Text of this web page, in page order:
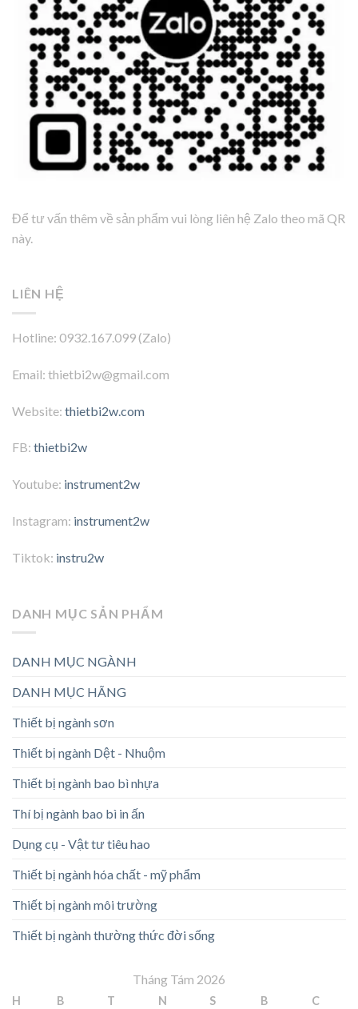
Để tư vấn thêm về sản phẩm vui lòng liên hệ Zalo theo mã QR
này.
LIÊN HỆ
Hotline: 0932.167.099 (Zalo)
Email: thietbi2w@gmail.com
Website: thietbi2w.com
FB: thietbi2w
Youtube: instrument2w
Instagram: instrument2w
Tiktok: instru2w
DANH MỤC SẢN PHẨM
DANH MỤC NGÀNH
DANH MỤC HÃNG
Thiết bị ngành sơn
Thiết bị ngành Dệt - Nhuộm
Thiết bị ngành bao bì nhựa
Thí bị ngành bao bì in ấn
Dụng cụ - Vật tư tiêu hao
Thiết bị ngành hóa chất - mỹ phẩm
Thiết bị ngành môi trường
Thiết bị ngành thường thức đời sống
Tháng Tám 2026
H B T N S B C